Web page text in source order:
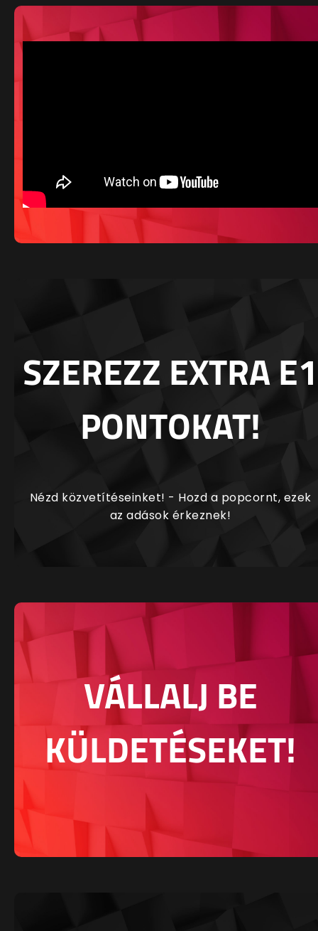
SZEREZZ EXTRA E1
PONTOKAT!
Nézd közvetítéseinket! - Hozd a popcornt, ezek
az adások érkeznek!
VÁLLALJ BE
KÜLDETÉSEKET!